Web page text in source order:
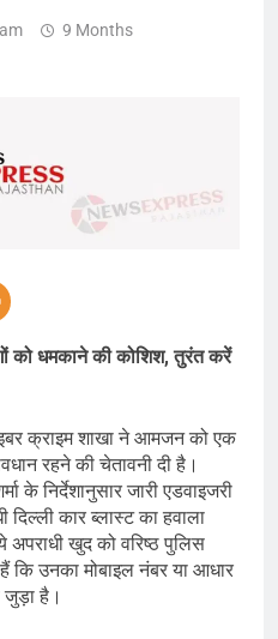
9 Months
को धमकाने की कोशिश, तुरंत करें
क्राइम शाखा ने आमजन को एक
रहने की चेतावनी दी है।
के निर्देशानुसार जारी एडवाइजरी
दिल्ली कार ब्लास्ट का हवाला
खुद को वरिष्ठ पुलिस
कि उनका मोबाइल नंबर या आधार
है।